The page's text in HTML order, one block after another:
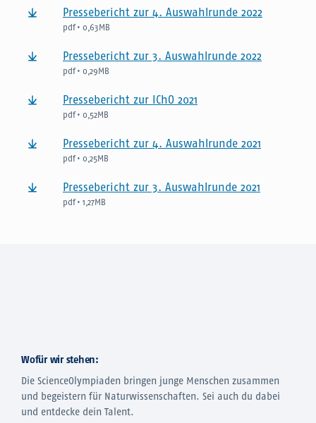
Pressebericht zur 4. Auswahlrunde 2022
pdf • 0,63MB
Pressebericht zur 3. Auswahlrunde 2022
pdf • 0,29MB
Pressebericht zur IChO 2021
pdf • 0,52MB
Pressebericht zur 4. Auswahlrunde 2021
pdf • 0,25MB
Pressebericht zur 3. Auswahlrunde 2021
pdf • 1,27MB
Wofür wir stehen:
Die ScienceOlympiaden bringen junge Menschen zusammen
und begeistern für Naturwissenschaften. Sei auch du dabei
und entdecke dein Talent.